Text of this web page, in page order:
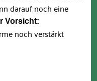
darauf noch eine
Vorsicht:
noch verstärkt